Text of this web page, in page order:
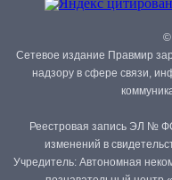
©
Сетевое издание Правмир
надзору в сфере связи,
Реестровая запись ЭЛ №
изменений в
Учредитель: Автономная